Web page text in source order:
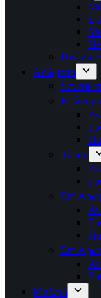
Πινέλα-
Αρώματα
Τύπου
Σετ
Σετ
Μαλλιά